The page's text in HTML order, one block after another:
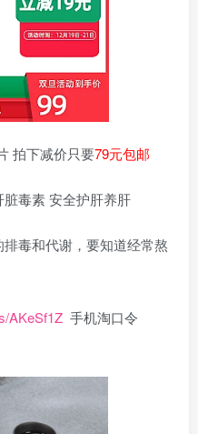
拍下减价只要79元包邮
脏毒素 安全护肝养肝
毒和代谢，要知道经常熬
AKeSf1Z 手机淘口令